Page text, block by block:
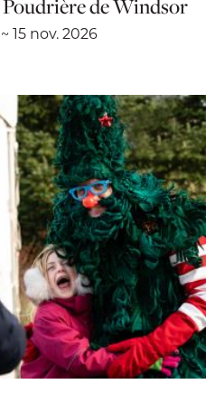
de Windsor
15 nov. 2026